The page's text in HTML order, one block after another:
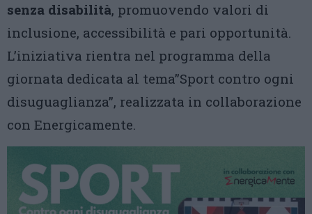
senza disabilità, promuovendo valori di
inclusione, accessibilità e pari opportunità.
L’iniziativa rientra nel programma della
giornata dedicata al tema”Sport contro ogni
disuguaglianza”, realizzata in collaborazione
con Energicamente.